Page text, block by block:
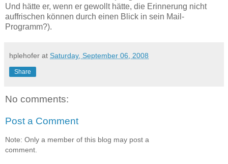
Und hätte er, wenn er gewollt hätte, die Erinnerung nicht
auffrischen können durch einen Blick in sein Mail-
Programm?).
hplehofer at Saturday, September 06, 2008
Share
No comments:
Post a Comment
Note: Only a member of this blog may post a
comment.